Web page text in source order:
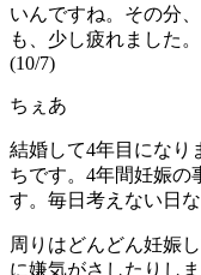
いんですね。その分
も、少し疲れました
(10/7)
ちぇあ
結婚して4年目になり
ちです。4年間妊娠の
す。毎日考えない日
周りはどんどん妊娠
に嫌気がさしたりし